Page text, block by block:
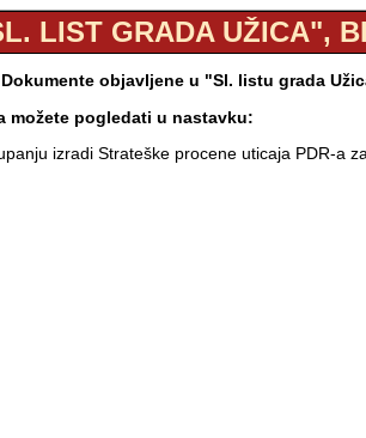
LIST GRADA UŽICA",
Dokumente objavljene u "Sl. listu grada
možete pogledati u nastavku:
izradi Strateške procene uticaja PDR-a